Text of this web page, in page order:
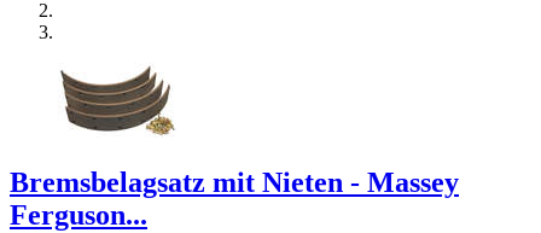
Bremsbelagsatz mit Nieten - Massey
Ferguson...